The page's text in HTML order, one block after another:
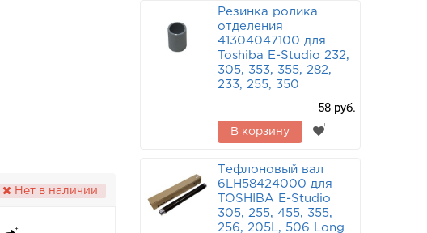
Нет в наличии
Резинка ролика
отделения
41304047100 для
Toshiba E-Studio 232,
305, 353, 355, 282,
233, 255, 350
58 руб.
В корзину
Тефлоновый вал
6LH58424000 для
TOSHIBA E-Studio
305, 255, 455, 355,
256, 205L, 506 Long